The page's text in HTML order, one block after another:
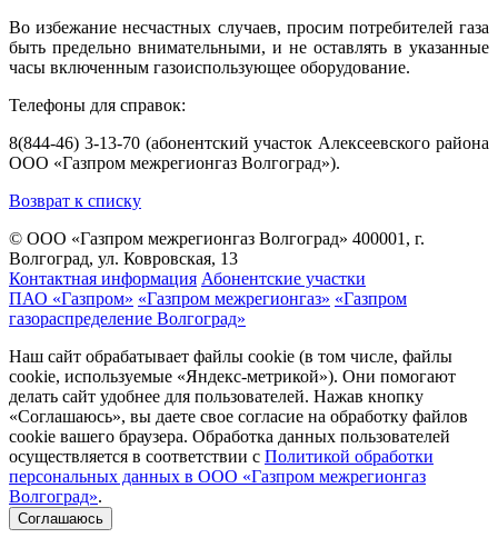
Во избежание несчастных случаев, просим потребителей газа
быть предельно внимательными, и не оставлять в указанные
часы включенным газоиспользующее оборудование.
Телефоны для справок:
8(844-46) 3-13-70 (абонентский участок Алексеевского района
ООО «Газпром межрегионгаз Волгоград»).
Возврат к списку
© ООО «Газпром межрегионгаз Волгоград» 400001, г.
Волгоград, ул. Ковровская, 13
Контактная информация Абонентские участки
ПАО «Газпром» «Газпром межрегионгаз» «Газпром
газораспределение Волгоград»
Наш сайт обрабатывает файлы cookie (в том числе, файлы
cookie, используемые «Яндекс-метрикой»). Они помогают
делать сайт удобнее для пользователей. Нажав кнопку
«Соглашаюсь», вы даете свое согласие на обработку файлов
cookie вашего браузера. Обработка данных пользователей
осуществляется в соответствии с Политикой обработки
персональных данных в ООО «Газпром межрегионгаз
Волгоград».
Соглашаюсь